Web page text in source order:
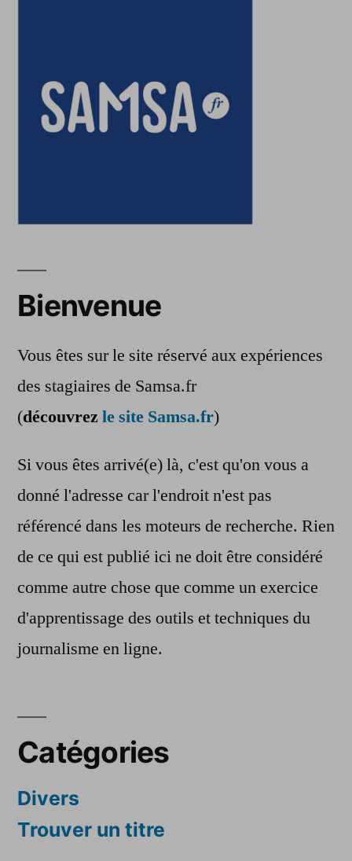
Bienvenue
Vous êtes sur le site réservé aux expériences
des stagiaires de Samsa.fr
(découvrezle site Samsa.fr)
Si vous êtes arrivé(e) là, c'est qu'on vous a
donné l'adresse car l'endroit n'est pas
référencé dans les moteurs de recherche. Rien
de ce qui est publié ici ne doit être considéré
comme autre chose que comme un exercice
d'apprentissage des outils et techniques du
journalisme en ligne.
Catégories
Divers
Trouver un titre